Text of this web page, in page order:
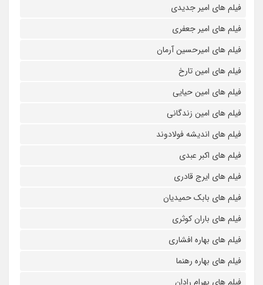
فیلم های امیر جدیدی
فیلم های امیر جعفری
فیلم های امیرحسین آرمان
فیلم های امین تارخ
فیلم های امین حیایی
فیلم های امین زندگانی
فیلم های اندیشه فولادوند
فیلم های اکبر عبدی
فیلم های ایرج قادری
فیلم های بابک حمیدیان
فیلم های باران کوثری
فیلم های بهاره افشاری
فیلم های بهاره رهنما
فیلم های بهرام رادان